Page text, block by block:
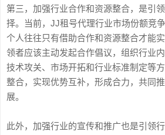
第三，加强行业合作和资源整合，是引
择。当前，JJ租号代理行业市场份额竞
个人往往只有借助合作和资源整合才能
领者应该主动发起合作倡议，组织行业
技术攻关、市场开拓和行业标准制定等
整合，实现优势互补，形成合力，共同
展。
此外，加强行业的宣传和推广也是引领